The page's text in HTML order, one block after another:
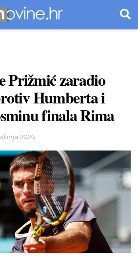
Prižmić zaradio
Humberta i
finala Rima
2026.